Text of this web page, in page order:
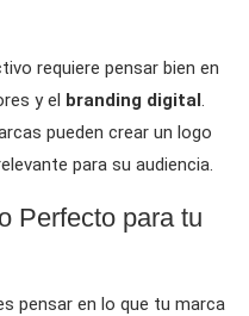
requiere pensar bien en
y el branding digital.
pueden crear un logo
para su audiencia.
Perfecto para tu
pensar en lo que tu marca